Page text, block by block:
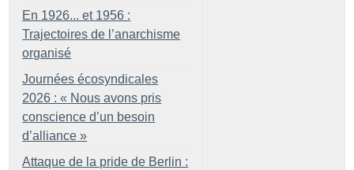
En 1926... et 1956 :
Trajectoires de l’anarchisme
organisé
Journées écosyndicales
2026 : « Nous avons pris
conscience d’un besoin
d’alliance »
Attaque de la pride de Berlin :